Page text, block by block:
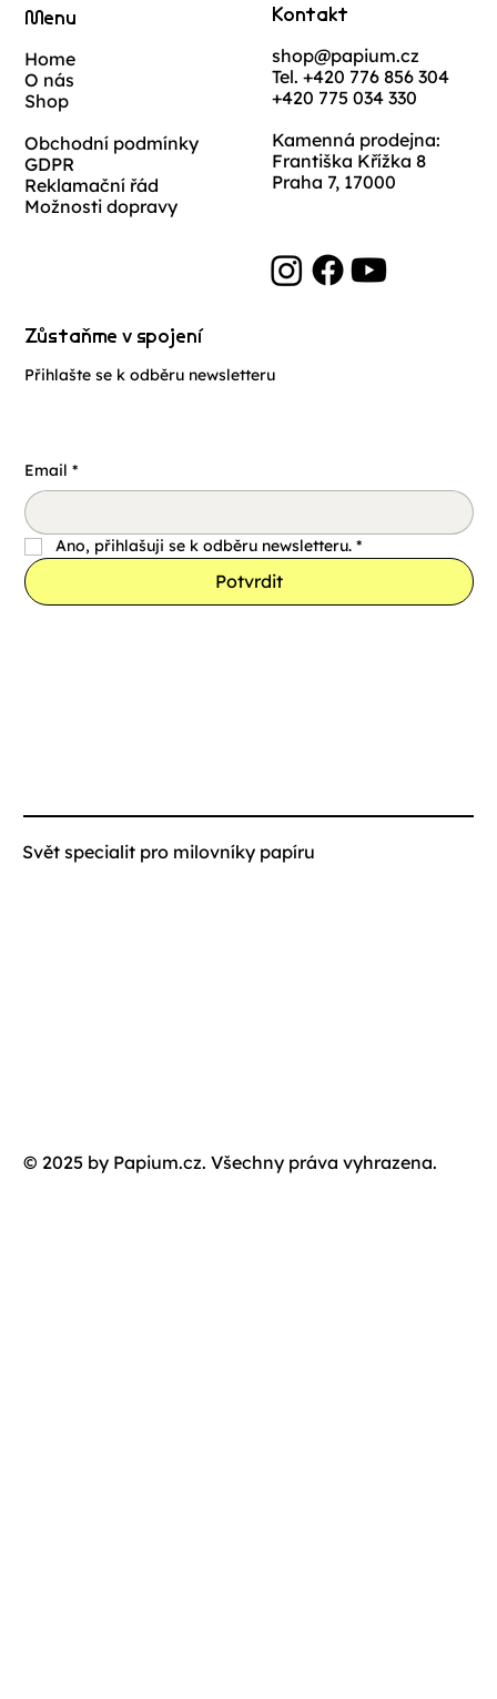
Kontakt
shop@papium.cz
Tel. +420 776 856 304
+420 775 034 330
Kamenná prodejna:
Františka Křížka 8
Praha 7, 17000
Menu
Home
O nás
Shop
Obchodní podmínky
GDPR
Reklamační řád
Možnosti dopravy
Svět specialit pro milovníky papíru
© 2025 by Papium.cz. Všechny práva vyhrazena.
Zůstaňme v spojení
Přihlašte se k odběru newsletteru
Email *
Ano, přihlašuji se k odběru newsletteru. *
Potvrdit